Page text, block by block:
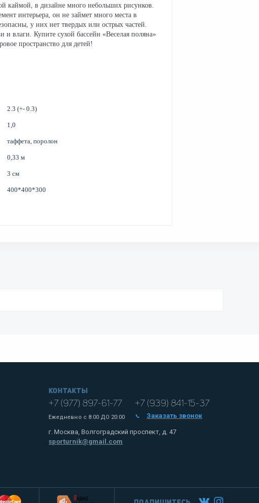
каймой, в дизайне много небольших рисунков.
интерьера, он не займет много места в
у них нет твердых или острых частей.
влаги. Купите сухой бассейн «Веселая поляна»
пространство для детей!
2.3 (+- 0.3)
1,0
таффета, поролон
0,33 м
3 см
400*400*300
Контакты
+7 (977) 897-61-77
Ежедневно с 8:00 ДО 20:00
+7 (939) 841-15-37
Заказать звонок
г. Москва, Волгоградский проспект, д. 47
sporturnik@gmail.com